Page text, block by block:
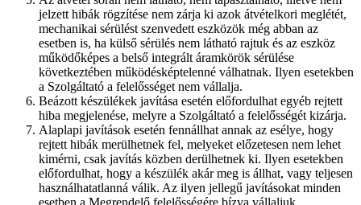
jelzett hibák rögzítése nem zárja ki azok átvételkori meglétét,
mechanikai sérülést szenvedett eszközök még abban az
esetben is, ha külső sérülés nem látható rajtuk és az eszköz
működőképes a belső integrált áramkörök sérülése
következtében működésképtelenné válhatnak. Ilyen esetekben
a Szolgáltató a felelősséget nem vállalja.
Beázott készülékek javítása esetén előfordulhat egyéb rejtett
hiba megjelenése, melyre a Szolgáltató a felelősségét kizárja.
Alaplapi javítások esetén fennállhat annak az esélye, hogy
rejtett hibák merülhetnek fel, melyeket előzetesen nem lehet
kimérni, csak javítás közben derülhetnek ki. Ilyen esetekben
előfordulhat, hogy a készülék akár meg is állhat, vagy teljesen
használhatatlanná válik. Az ilyen jellegű javításokat minden